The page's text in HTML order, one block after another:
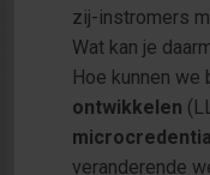
zij-instromers
Wat kan je
Hoe kunnen we
ontwikkelen
veranderende